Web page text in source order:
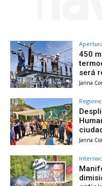
450
será
Janna
Janna